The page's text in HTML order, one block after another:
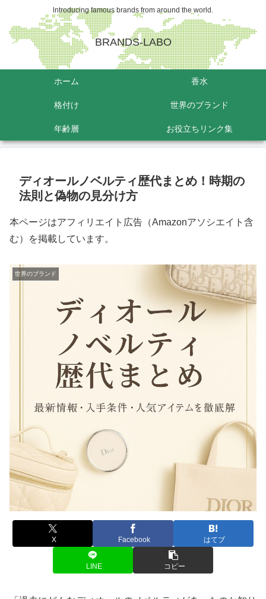
lntroducing famous brands from around the world.
BRANDS-LABO
ホーム 香水
格付け 世界のブランド
年齢層 お役立ちリンク集
ディオールノベルティ歴代まとめ！時期の
法則と偽物の見分け方
本ページはアフィリエイト広告（Amazonアソシエイト含
む）を掲載しています。
世界のブランド
X Facebook はてブ
LINE コピー